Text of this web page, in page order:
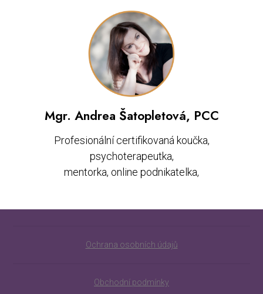
Mgr. Andrea Šatopletová, PCC
Profesionální certifikovaná koučka,
psychoterapeutka,
mentorka, online podnikatelka,
Ochrana osobních údajů
Obchodní podmínky